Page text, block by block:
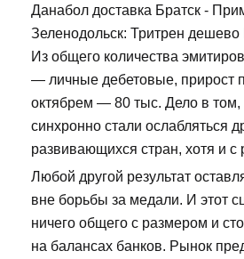
Данабол доставка Братск -
Зеленодольск: Тритрен
Из общего количества
— личные дебетовые, прирост
октябрем — 80 тыс. Дело в том,
синхронно стали ослабляться
развивающихся стран, хотя и с
Любой другой результат
вне борьбы за медали. И этот
ничего общего с размером и
на балансах банков. Рынок